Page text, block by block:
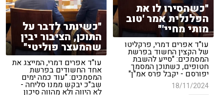
"כשהסירו לו את
הפלנלית אמר 'טוב
מותי מחיי'"
עו"ד אפרים דמרי, פרקליטו
של הקצין החשוד בפרשת
המסמכים: "סייע להשבת
חטופים, כשתוכן המסמך
יפורסם - יקבל פרס אמ"ן"
18/11/2024
"כשיותר לדבר על
התוכן, הציבור יבין
שהמעצר פוליטי"
עו"ד אפרים דמרי, המייצג את
אחד החשודים בפרשת
המסמכים: "עוד כמה ימים
שב"כ יבקש ממנו סליחה -
לא היווה ולא מהווה סיכון